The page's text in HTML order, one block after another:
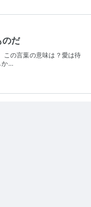
のだ
この言葉の意味は？愛は待
か…